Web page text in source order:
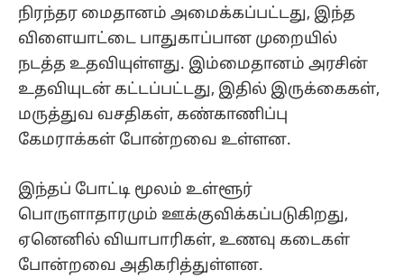
நிரந்தர மைதானம் அமைக்கப்பட்டது, இந்த
விளையாட்டை பாதுகாப்பான முறையில்
நடத்த உதவியுள்ளது. இம்மைதானம் அரசின்
உதவியுடன் கட்டப்பட்டது, இதில் இருக்கைகள்,
மருத்துவ வசதிகள், கண்காணிப்பு
கேமராக்கள் போன்றவை உள்ளன.
இந்தப் போட்டி மூலம் உள்ளூர்
பொருளாதாரமும் ஊக்குவிக்கப்படுகிறது,
ஏனெனில் வியாபாரிகள், உணவு கடைகள்
போன்றவை அதிகரித்துள்ளன.